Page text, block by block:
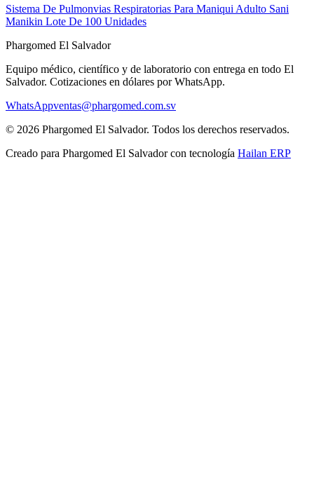
Sistema De Pulmonvias Respiratorias Para Maniqui Adulto Sani
Manikin Lote De 100 Unidades
Phargomed El Salvador
Equipo médico, científico y de laboratorio con entrega en todo El
Salvador. Cotizaciones en dólares por WhatsApp.
WhatsAppventas@phargomed.com.sv
© 2026 Phargomed El Salvador. Todos los derechos reservados.
Creado para Phargomed El Salvadorcon tecnología Hailan ERP